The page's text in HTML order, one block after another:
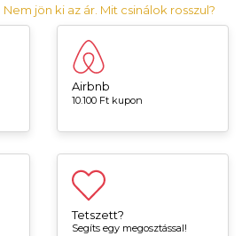
Nem jön ki az ár. Mit csinálok rosszul?
Airbnb
10.100 Ft kupon
Tetszett?
Segíts egy megosztással!